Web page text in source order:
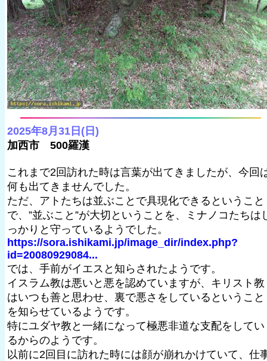
2025年8月31日(日)
加西市 500羅漢
これまで2回訪れた時は言葉が出てきましたが、今回
何も出てきませんでした。
ただ、アトたちは並ぶことで具現化できるということ
で、”並ぶこと”が大切ということを、ミナノコたちは
っかりと守っているようでした。
https://sora.ishikami.jp/image_dir/index.php?
id=20080929084...
では、手前がイエスと知らされたようです。
イスラム教は悪いと悪を認めていますが、キリスト教
はいつも善と思わせ、裏で悪さをしているということ
を知らせているようです。
特にユダヤ教と一緒になって極悪非道な支配をしてい
るからのようです。
以前に2回目に訪れた時には顔が崩れかけていて、仕